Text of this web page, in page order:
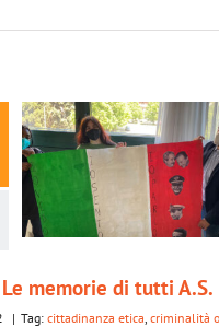
memorie di tutti
| Tag: cittadinanza etica criminalità